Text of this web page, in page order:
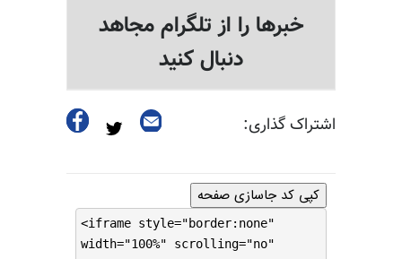
خبرها را از تلگرام مجاهد
دنبال کنید
اشتراک گذاری:
کپی کد جاسازی صفحه
<iframe style="border:none"
width="100%" scrolling="no"